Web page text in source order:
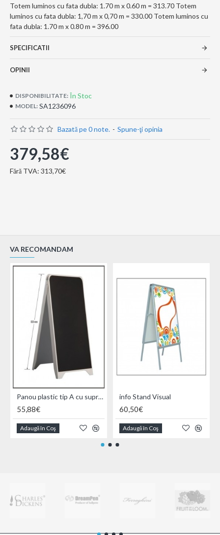
Totem luminos cu fata dubla: 1.70 m x 0.60 m = 313.70 Totem
luminos cu fata dubla: 1,70 m x 0,70 m = 330.00 Totem luminos cu
fata dubla: 1.70 m x 0.80 m = 396.00
SPECIFICATII
OPINII
DISPONIBILITATE: În Stoc
MODEL: SA1236096
Bazată pe 0 note. - Spune-ţi opinia
379,58€
Fără TVA: 313,70€
VA RECOMANDAM
Panou plastic tip A cu suprafata neagra
55,88€
Adaugă în Coş
info Stand Visual
60,50€
Adaugă în Coş